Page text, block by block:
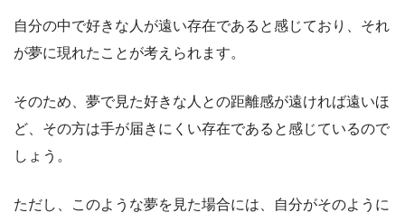
自分の中で好きな人が遠い存在であると感じており、それ
が夢に現れたことが考えられます。
そのため、夢で見た好きな人との距離感が遠ければ遠いほ
ど、その方は手が届きにくい存在であると感じているので
しょう。
ただし、このような夢を見た場合には、自分がそのように